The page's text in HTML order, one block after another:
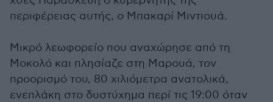
περιφέρειας αυτής, ο Μπακαρί Μιντιουά.
Μικρό λεωφορείο που αναχώρησε από τη
Μοκολό και πλησίαζε στη Μαρουά, τον
προορισμό του, 80 χιλιόμετρα ανατολικά,
ενεπλάκη στο δυστύχημα περί τις 19:00 όταν